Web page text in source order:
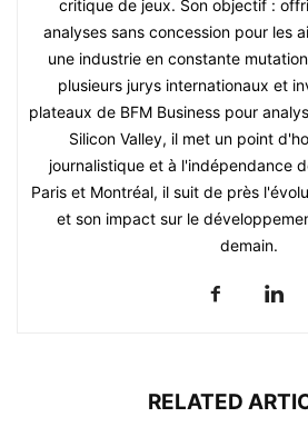
critique de jeux. Son objectif :
analyses sans concession pour les
une industrie en constante
plusieurs jurys internationaux et
plateaux de BFM Business pour
Silicon Valley, il met un point
journalistique et à l'indépendance
Paris et Montréal, il suit de près
et son impact sur le
demain.
RELATED